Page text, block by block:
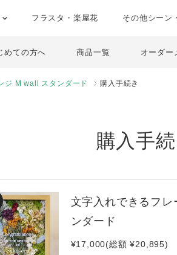
フラスタ・楽屋花 その他シーン
めての方へ 商品一覧 オーダー
ジ M wall スタンダード 購入手続き
購入手続
文字入れできるフ
ンダード
¥17,000(総額 ¥20,895)